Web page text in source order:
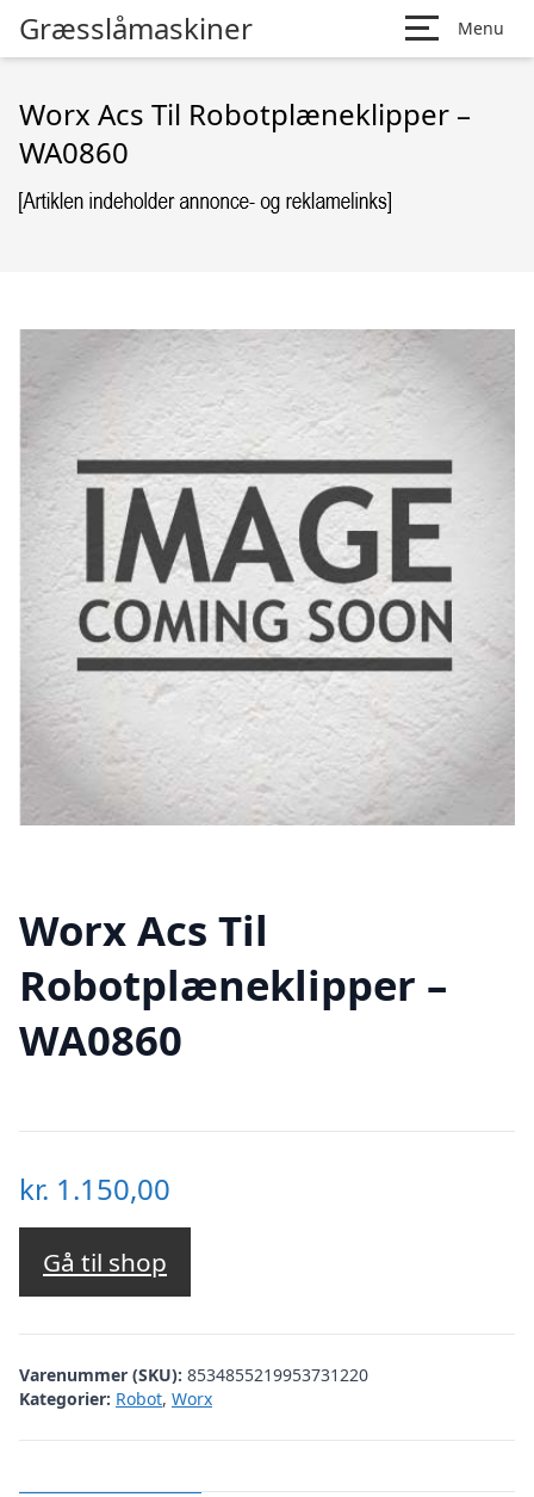
Græsslåmaskiner Menu
Worx Acs Til Robotplæneklipper –
WA0860
Worx Acs Til
Robotplæneklipper –
WA0860
kr. 1.150,00
Gå til shop
Varenummer (SKU): 8534855219953731220
Kategorier: Robot, Worx